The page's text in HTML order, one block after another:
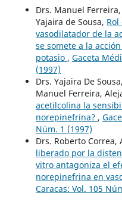
Drs. Manuel
Yajaira de Sousa,
vasodilatador de la
se somete a la
potasio , Gaceta
(1997)
Drs. Yajaira De
Manuel Ferreira,
acetilcolina la
norepinefrina? ,
Núm. 1 (1997)
Drs. Roberto
liberado por la
vitro antagoniza el
norepinefrina en
Caracas: Vol. 105